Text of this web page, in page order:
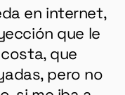
en internet,
que le
que
pero no